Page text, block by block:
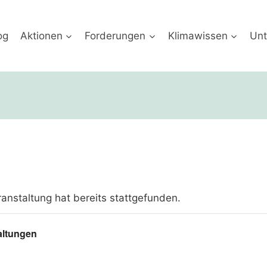
Aktionen Forderungen Klimawissen
hat bereits stattgefunden.